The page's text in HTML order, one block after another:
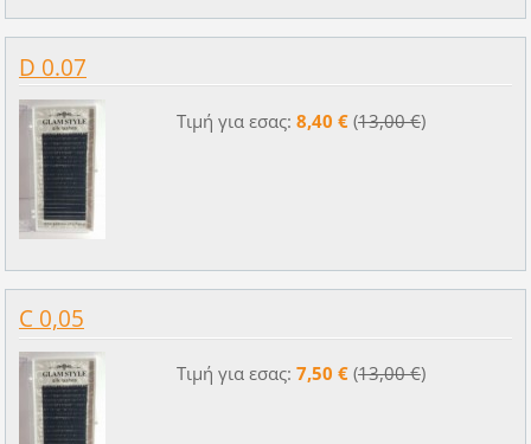
D 0.07
Τιμή για εσας: 8,40 €(13,00 €)
C 0,05
Τιμή για εσας: 7,50 €(13,00 €)